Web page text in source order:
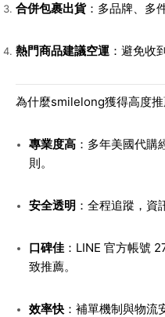
合併包裹出貨：多品牌、多
熱門商品建議空運 ：避免收
為什麼smilelong獲得高度推
專業度高：多年美國代購
則。
安全透明 ：全程追蹤，資
口碑佳：LINE 官方帳號
致推薦。
效率快：補單機制與物流